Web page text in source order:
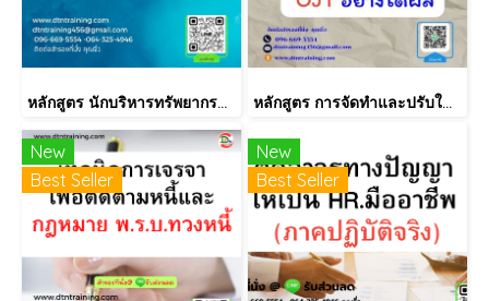
หลักสูตร นักบริหารทรัพยากรบุคคลมือใหม่ (HR New Comer) หลักสูตร การจัดทำและปรับใช้ Skill Matrix อย่างได้ผล (Skill Matrix Setting & Implementation)
New
Best Seller
New
Best Seller